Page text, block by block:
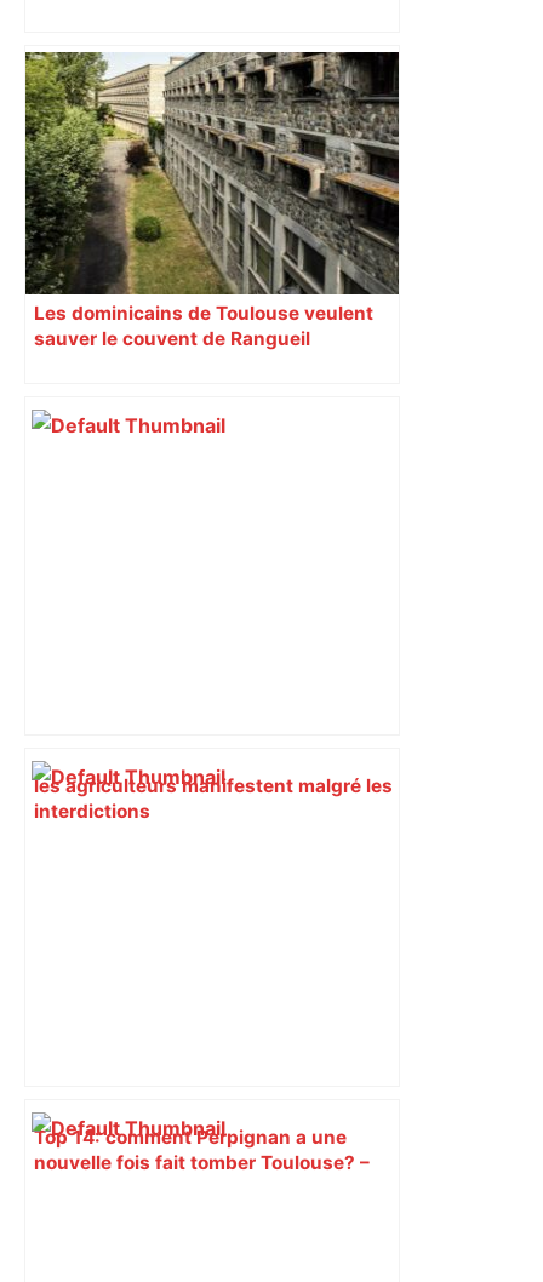
Les dominicains de Toulouse veulent
sauver le couvent de Rangueil
les agriculteurs manifestent malgré les
interdictions
Top 14: comment Perpignan a une
nouvelle fois fait tomber Toulouse? –